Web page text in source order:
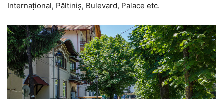
Internaţional, Păltiniş, Bulevard, Palace etc.